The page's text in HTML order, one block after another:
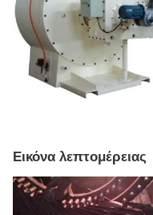
Εικόνα λεπτομέρειας